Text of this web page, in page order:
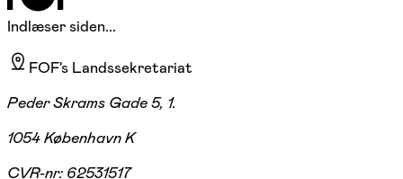
Indlæser siden...
FOF's Landssekretariat
Peder Skrams Gade 5, 1.
1054 København K
CVR-nr: 62531517